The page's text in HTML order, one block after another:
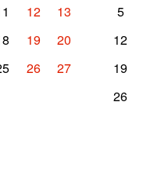
12
13
19
20
26
27
5
12
19
26